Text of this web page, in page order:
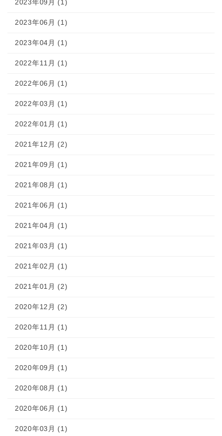
2023年09月 (1)
2023年06月 (1)
2023年04月 (1)
2022年11月 (1)
2022年06月 (1)
2022年03月 (1)
2022年01月 (1)
2021年12月 (2)
2021年09月 (1)
2021年08月 (1)
2021年06月 (1)
2021年04月 (1)
2021年03月 (1)
2021年02月 (1)
2021年01月 (2)
2020年12月 (2)
2020年11月 (1)
2020年10月 (1)
2020年09月 (1)
2020年08月 (1)
2020年06月 (1)
2020年03月 (1)